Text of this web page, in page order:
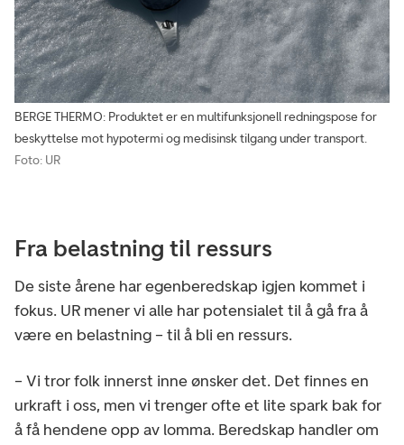
BERGE THERMO: Produktet er en multifunksjonell redningspose for
beskyttelse mot hypotermi og medisinsk tilgang under transport.
Foto: UR
Fra belastning til ressurs
De siste årene har egenberedskap igjen kommet i
fokus. UR mener vi alle har potensialet til å gå fra å
være en belastning – til å bli en ressurs.
– Vi tror folk innerst inne ønsker det. Det finnes en
urkraft i oss, men vi trenger ofte et lite spark bak for
å få hendene opp av lomma. Beredskap handler om